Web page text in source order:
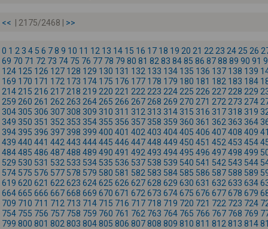
<< | 2175/2468 | >>
0 1 2 3 4 5 6 78 9 10 11 12 13 14 15 16 17 18 19 20 21 22 23 24 25 26
69 70 71 72 73 74 75 76 77 78 79 80 81 82 83 8485 86 8788 89 90 91
124 125 126 127 128 129 130 131 132 133 134 135 136 137 138 139
169 170 171 172 173 174 175 176 177 178 179 180 181 182 183 184
214 215 216 217 218 219 220 221 222 223 224 225 226 227 228 229
259 260 261 262 263 264 265 266 267 268 269 270 271 272 273 274
304 305 306 307 308 309 310 311 312 313 314 315 316 317 318 319
349 350 351 352 353 354 355 356 357 358 359 360 361 362 363 364
394 395 396 397 398 399 400 401 402 403 404405 406 407408 409
439 440 441 442 443 444445 446 447448 449 450 451 452 453 454
484485 486 487488 489 490 491 492 493 494495 496 497498 499
529 530 531 532 533 534 535 536 537 538 539 540 541 542 543 544
574 575 576 577 578 579 580 581 582 583 584 585 586 587 588 589
619 620 621 622 623 624625 626 627628 629 630 631 632 633 634
664665 666 667668 669 670 671 672 673 674675 676 677678 679
709 710 711 712 713 714 715 716 717 718 719 720 721 722 723 724
754 755 756 757 758 759 760 761 762 763 764 765 766 767 768 769
799 800 801 802 803 804805 806 807808 809 810 811 812 813 814